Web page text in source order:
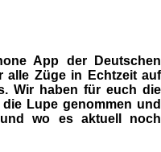
App der Deutschen
alle Züge in Echtzeit auf
Wir haben für euch die
Lupe genommen und
wo es aktuell noch